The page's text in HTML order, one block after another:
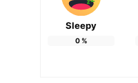
Sleepy
0%